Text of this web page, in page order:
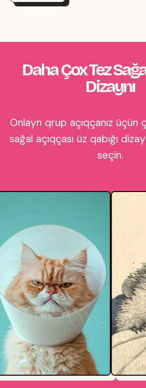
Daha Çox Tez
Dizaynı
Onlayn qrup açıqçanız üçün
sağal açıqçası üz qabığı
seçin.